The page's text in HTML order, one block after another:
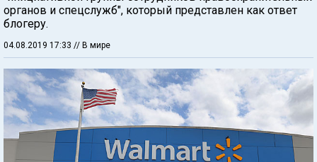
органов и спецслужб", который представлен как ответ
блогеру.
04.08.2019 17:33 // В мире